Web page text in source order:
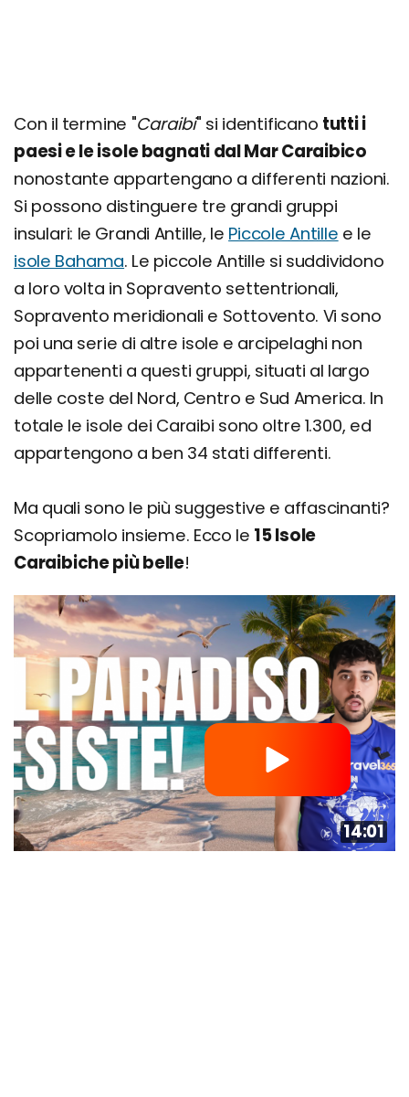
Con il termine "Caraibi" si identificano tutti i
paesi e le isole bagnati dal Mar Caraibico
nonostante appartengano a differenti nazioni.
Si possono distinguere tre grandi gruppi
insulari: le Grandi Antille, le Piccole Antille e le
isole Bahama. Le piccole Antille si suddividono
a loro volta in Sopravento settentrionali,
Sopravento meridionali e Sottovento. Vi sono
poi una serie di altre isole e arcipelaghi non
appartenenti a questi gruppi, situati al largo
delle coste del Nord, Centro e Sud America. In
totale le isole dei Caraibi sono oltre 1.300, ed
appartengono a ben 34 stati differenti.
Ma quali sono le più suggestive e affascinanti?
Scopriamolo insieme. Ecco le 15 Isole
Caraibiche più belle!